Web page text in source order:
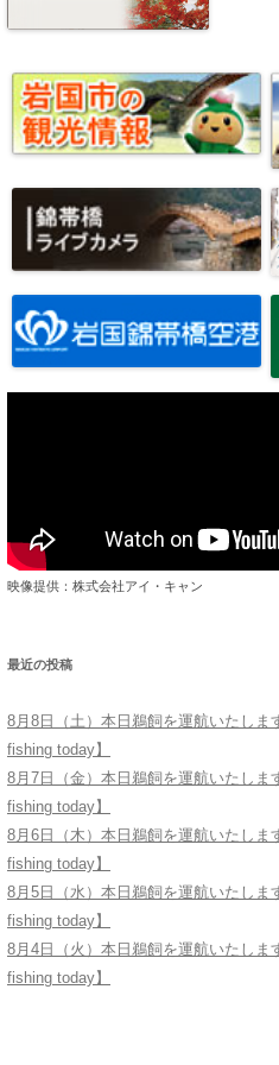
映像提供：株式会社アイ・キャン
最近の投稿
8月8日（土）本日鵜飼を運航いたしま
fishing today】
8月7日（金）本日鵜飼を運航いたしま
fishing today】
8月6日（木）本日鵜飼を運航いたしま
fishing today】
8月5日（水）本日鵜飼を運航いたしま
fishing today】
8月4日（火）本日鵜飼を運航いたしま
fishing today】